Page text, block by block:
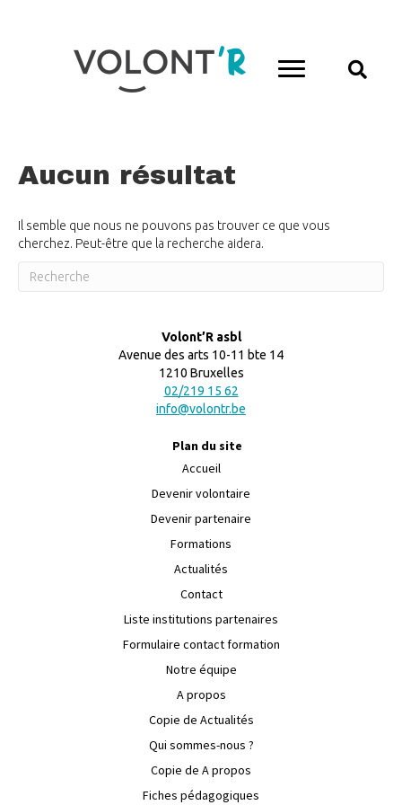
Aucun résultat
Il semble que nous ne pouvons pas trouver ce que vous
cherchez. Peut-être que la recherche aidera.
Volont’R asbl
Avenue des arts 10-11 bte 14
1210 Bruxelles
02/219 15 62
info@volontr.be
Plan du site
Accueil
Devenir volontaire
Devenir partenaire
Formations
Actualités
Contact
Liste institutions partenaires
Formulaire contact formation
Notre équipe
A propos
Copie de Actualités
Qui sommes-nous ?
Copie de A propos
Fiches pédagogiques